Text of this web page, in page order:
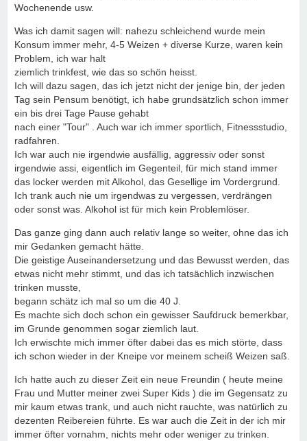
Wochenende usw.
Was ich damit sagen will: nahezu schleichend wurde mein
Konsum immer mehr, 4-5 Weizen + diverse Kurze, waren kein
Problem, ich war halt
ziemlich trinkfest, wie das so schön heisst.
Ich will dazu sagen, das ich jetzt nicht der jenige bin, der jeden
Tag sein Pensum benötigt, ich habe grundsätzlich schon immer
ein bis drei Tage Pause gehabt
nach einer "Tour" . Auch war ich immer sportlich, Fitnessstudio,
radfahren.
Ich war auch nie irgendwie ausfällig, aggressiv oder sonst
irgendwie assi, eigentlich im Gegenteil, für mich stand immer
das locker werden mit Alkohol, das Gesellige im Vordergrund.
Ich trank auch nie um irgendwas zu vergessen, verdrängen
oder sonst was. Alkohol ist für mich kein Problemlöser.
Das ganze ging dann auch relativ lange so weiter, ohne das ich
mir Gedanken gemacht hätte.
Die geistige Auseinandersetzung und das Bewusst werden, das
etwas nicht mehr stimmt, und das ich tatsächlich inzwischen
trinken musste,
begann schätz ich mal so um die 40 J.
Es machte sich doch schon ein gewisser Saufdruck bemerkbar,
im Grunde genommen sogar ziemlich laut.
Ich erwischte mich immer öfter dabei das es mich störte, dass
ich schon wieder in der Kneipe vor meinem scheiß Weizen saß.
Ich hatte auch zu dieser Zeit ein neue Freundin ( heute meine
Frau und Mutter meiner zwei Super Kids ) die im Gegensatz zu
mir kaum etwas trank, und auch nicht rauchte, was natürlich zu
dezenten Reibereien führte. Es war auch die Zeit in der ich mir
immer öfter vornahm, nichts mehr oder weniger zu trinken.